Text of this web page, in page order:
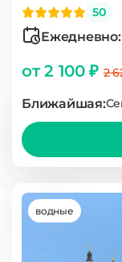
50
Ежедневно:
от 2 100 ₽2
Ближайшая:
водные